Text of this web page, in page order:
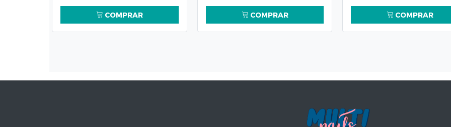
COMPRAR COMPRAR COMPRAR